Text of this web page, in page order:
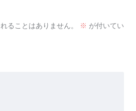
ることはありません。 ※ が付いてい